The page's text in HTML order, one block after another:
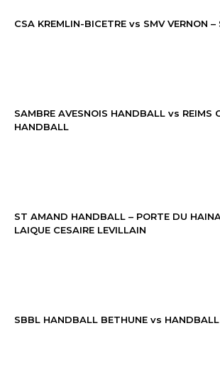
CSA KREMLIN-BICETRE vs SMV VERNON
SAMBRE AVESNOIS HANDBALL vs REIMS
HANDBALL
ST AMAND HANDBALL – PORTE DU
LAIQUE CESAIRE LEVILLAIN
SBBL HANDBALL BETHUNE vs